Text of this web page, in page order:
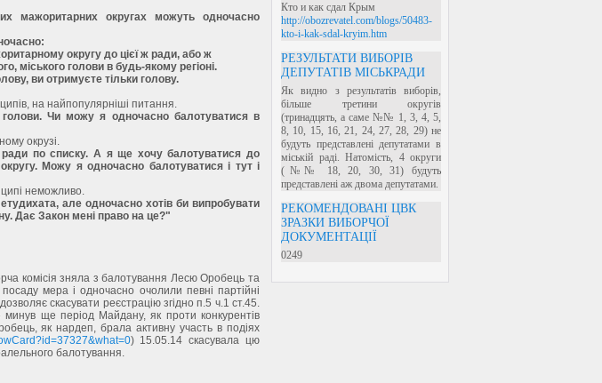
Кто и как сдал Крым
http://obozrevatel.com/blogs/50483-
kto-i-kak-sdal-kryim.htm
РЕЗУЛЬТАТИ ВИБОРІВ
ДЕПУТАТІВ МІСЬКРАДИ
Як видно з результатів виборів,
більше третини округів
(тринадцять, а саме №№ 1, 3, 4, 5,
8, 10, 15, 16, 21, 24, 27, 28, 29) не
будуть представлені депутатами в
міській раді. Натомість, 4 округи
(№№ 18, 20, 30, 31) будуть
представлені аж двома депутатами.
РЕКОМЕНДОВАНІ ЦВК
ЗРАЗКИ ВИБОРЧОЇ
ДОКУМЕНТАЦІЇ
0249
мажоритарних округах можуть одночасно
округу до цієї ж ради, або ж
міського голови в будь-якому регіоні.
ви отримуєте тільки голову.
на найпопулярніші питання.
Чи можу я одночасно балотуватися в
окрузі.
по списку. А я ще хочу балотуватися до
Можу я одночасно балотуватися і тут і
неможливо.
але одночасно хотів би випробувати
Дає Закон мені право на це?"
комісія зняла з балотування Лесю Оробець та
мера і одночасно очолили певні партійні
скасувати реєстрацію згідно п.5 ч.1 ст.45.
ще період Майдану, як проти конкурентів
як нардеп, брала активну участь в подіях
) 15.05.14 скасувала цю
балотування.